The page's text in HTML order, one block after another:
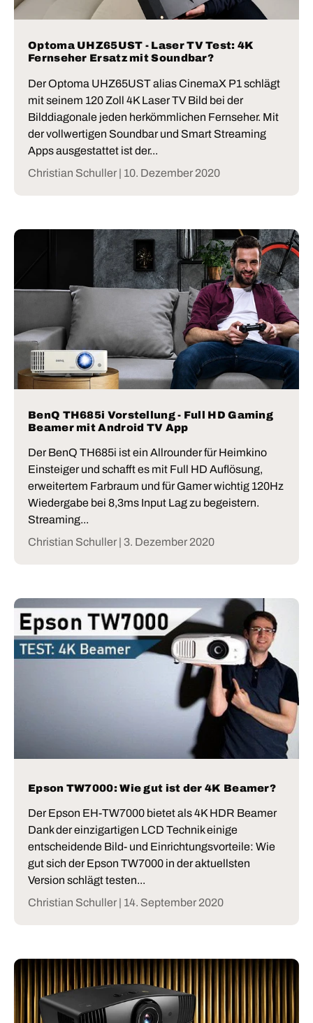
Optoma UHZ65UST - Laser TV Test: 4K
Fernseher Ersatz mit Soundbar?
Der Optoma UHZ65UST alias CinemaX P1 schlägt
mit seinem 120 Zoll 4K Laser TV Bild bei der
Bilddiagonale jeden herkömmlichen Fernseher. Mit
der vollwertigen Soundbar und Smart Streaming
Apps ausgestattet ist der...
Christian Schuller | 10. Dezember 2020
BenQ TH685i Vorstellung - Full HD Gaming
Beamer mit Android TV App
Der BenQ TH685i ist ein Allrounder für Heimkino
Einsteiger und schafft es mit Full HD Auflösung,
erweitertem Farbraum und für Gamer wichtig 120Hz
Wiedergabe bei 8,3ms Input Lag zu begeistern.
Streaming...
Christian Schuller | 3. Dezember 2020
Epson TW7000: Wie gut ist der 4K Beamer?
Der Epson EH-TW7000 bietet als 4K HDR Beamer
Dank der einzigartigen LCD Technik einige
entscheidende Bild- und Einrichtungsvorteile: Wie
gut sich der Epson TW7000 in der aktuellsten
Version schlägt testen...
Christian Schuller | 14. September 2020